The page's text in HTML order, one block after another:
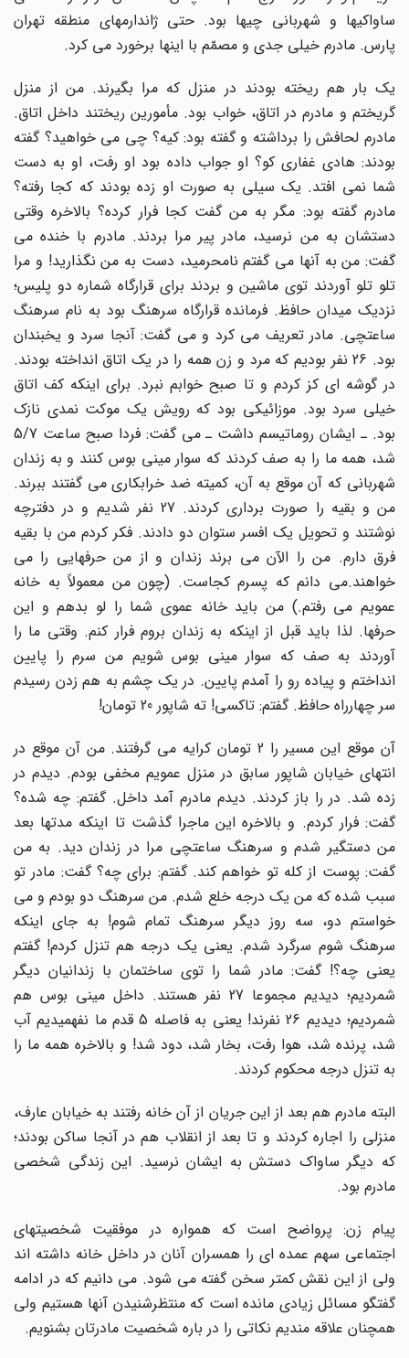
ساواکیها و شهربانی چیها بود. حتی ژاندارمهای منطقه تهران
پارس. مادرم خیلی جدی و مصمّم با اینها برخورد می کرد.
یک بار هم ریخته بودند در منزل که مرا بگیرند. من از منزل
گریختم و مادرم در اتاق، خواب بود. مأمورین ریختند داخل اتاق.
مادرم لحافش را برداشته و گفته بود: کیه؟ چی می خواهید؟ گفته
بودند: هادی غفاری کو؟ او جواب داده بود او رفت، او به دست
شما نمی افتد. یک سیلی به صورت او زده بودند که کجا رفته؟
مادرم گفته بود: مگر به من گفت کجا فرار کرده؟ بالاخره وقتی
دستشان به من نرسید، مادر پیر مرا بردند. مادرم با خنده می
گفت: من به آنها می گفتم نامحرمید، دست به من نگذارید! و مرا
تلو تلو آوردند توی ماشین و بردند برای قرارگاه شماره دو پلیس؛
نزدیک میدان حافظ. فرمانده قرارگاه سرهنگ بود به نام سرهنگ
ساعتچی. مادر تعریف می کرد و می گفت: آنجا سرد و یخبندان
بود. 26 نفر بودیم که مرد و زن همه را در یک اتاق انداخته بودند.
در گوشه ای کز کردم و تا صبح خوابم نبرد. برای اینکه کف اتاق
خیلی سرد بود. موزائیکی بود که رویش یک موکت نمدی نازک
بود. ـ ایشان روماتیسم داشت ـ می گفت: فردا صبح ساعت 5/7
شد، همه ما را به صف کردند که سوار مینی بوس کنند و به زندان
شهربانی که آن موقع به آن، کمیته ضد خرابکاری می گفتند ببرند.
من و بقیه را صورت برداری کردند. 27 نفر شدیم و در دفترچه
نوشتند و تحویل یک افسر ستوان دو دادند. فکر کردم من با بقیه
فرق دارم. من را الآن می برند زندان و از من حرفهایی را می
خواهند.می دانم که پسرم کجاست. (چون من معمولاً به خانه
عمویم می رفتم.) من باید خانه عموی شما را لو بدهم و این
حرفها. لذا باید قبل از اینکه به زندان بروم فرار کنم. وقتی ما را
آوردند به صف که سوار مینی بوس شویم من سرم را پایین
انداختم و پیاده رو را آمدم پایین. در یک چشم به هم زدن رسیدم
سر چهارراه حافظ. گفتم: تاکسی! ته شاپور 20 تومان!
آن موقع این مسیر را 2 تومان کرایه می گرفتند. من آن موقع در
انتهای خیابان شاپور سابق در منزل عمویم مخفی بودم. دیدم در
زده شد. در را باز کردند. دیدم مادرم آمد داخل. گفتم: چه شده؟
گفت: فرار کردم. و بالاخره این ماجرا گذشت تا اینکه مدتها بعد
من دستگیر شدم و سرهنگ ساعتچی مرا در زندان دید. به من
گفت: پوست از کله تو خواهم کند. گفتم: برای چه؟ گفت: مادر تو
سبب شده که من یک درجه خلع شدم. من سرهنگ دو بودم و می
خواستم دو، سه روز دیگر سرهنگ تمام شوم! به جای اینکه
سرهنگ شوم سرگرد شدم. یعنی یک درجه هم تنزل کردم! گفتم
یعنی چه؟! گفت: مادر شما را توی ساختمان با زندانیان دیگر
شمردیم؛ دیدیم مجموعا 27 نفر هستند. داخل مینی بوس هم
شمردیم؛ دیدیم 26 نفرند! یعنی به فاصله 5 قدم ما نفهمیدیم آب
شد، پرنده شد، هوا رفت، بخار شد، دود شد! و بالاخره همه ما را
به تنزل درجه محکوم کردند.
البته مادرم هم بعد از این جریان از آن خانه رفتند به خیابان عارف،
منزلی را اجاره کردند و تا بعد از انقلاب هم در آنجا ساکن بودند؛
که دیگر ساواک دستش به ایشان نرسید. این زندگی شخصی
مادرم بود.
پیام زن: پرواضح است که همواره در موفقیت شخصیتهای
اجتماعی سهم عمده ای را همسران آنان در داخل خانه داشته اند
ولی از این نقش کمتر سخن گفته می شود. می دانیم که در ادامه
گفتگو مسائل زیادی مانده است که منتظرشنیدن آنها هستیم ولی
همچنان علاقه مندیم نکاتی را در باره شخصیت مادرتان بشنویم.